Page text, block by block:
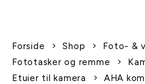
Forside Shop
Foto- &
Fototasker og remme
Etuier til kamera
AHA